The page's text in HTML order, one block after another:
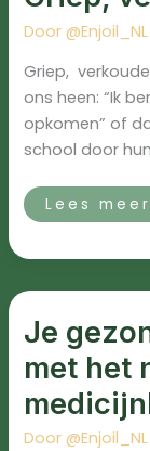
Door@Enjoil_NL
Griep,
ons heen: “Ik
opkomen” of
school door
Lees
Je
met het
Door@Enjoil_NL
Je
met
het